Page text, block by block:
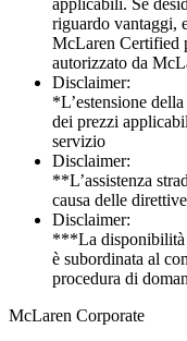
riguardo vantaggi,
McLaren Certified
autorizzato da
Disclaimer:
*L’estensione
dei prezzi
servizio
Disclaimer:
**L’assistenza
causa delle
Disclaimer:
***La disponibilità
è subordinata al
procedura di
McLaren Corporate